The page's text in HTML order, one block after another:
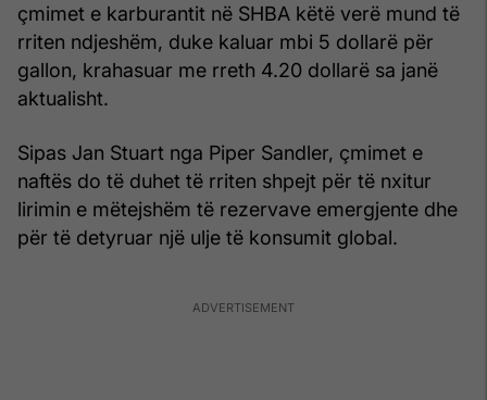
çmimet e karburantit në SHBA këtë verë mund të
rriten ndjeshëm, duke kaluar mbi 5 dollarë për
gallon, krahasuar me rreth 4.20 dollarë sa janë
aktualisht.
Sipas Jan Stuart nga Piper Sandler, çmimet e
naftës do të duhet të rriten shpejt për të nxitur
lirimin e mëtejshëm të rezervave emergjente dhe
për të detyruar një ulje të konsumit global.